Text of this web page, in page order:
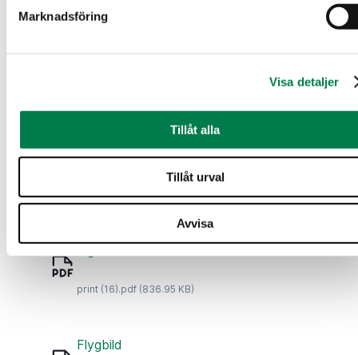
Marknadsföring
Visa detaljer
Tillåt alla
Tillåt urval
Avvisa
Försäljningsbrochyr_260620958_202607021804.pdf
Skogsvärdering
1800_001.pdf (534.41 KB)
print (16).pdf (836.95 KB)
Flygbild